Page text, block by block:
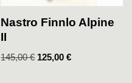
Nastro Finnlo Alpine
II
145,00€ 125,00€